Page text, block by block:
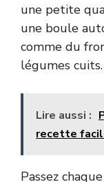
une petite
une boule
comme du
légumes cuits.
Lire aussi :
recette
Passez